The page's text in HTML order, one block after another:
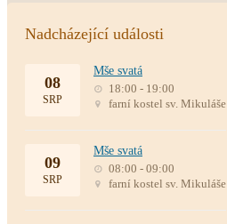
Nadcházející události
08
SRP
Mše svatá
18:00 - 19:00
farní kostel sv. Mikuláše
09
SRP
Mše svatá
08:00 - 09:00
farní kostel sv. Mikuláše